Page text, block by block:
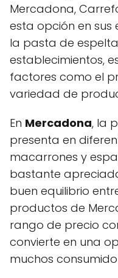
Mercadona,
esta opción en
la pasta de
establecimientos,
factores como el
variedad de
En Mercadona, la
presenta en
macarrones y
bastante
buen equilibrio
productos de
rango de precio
convierte en una
muchos